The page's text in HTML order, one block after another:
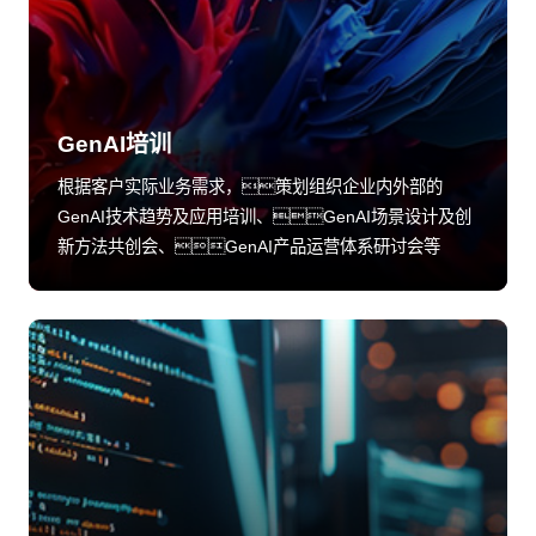
GenAI培训
根据客户实际业务需求，策划组织企业内外部的
GenAI技术趋势及应用培训、GenAI场景设计及创
新方法共创会、GenAI产品运营体系研讨会等